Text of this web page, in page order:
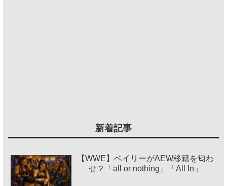
新着記事
【WWE】ベイリーがAEW移籍を匂わ
せ？「all or nothing」「All In」